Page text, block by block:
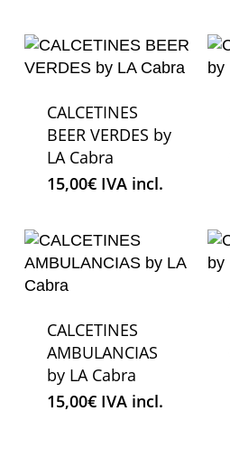
CALCETINES
BEER VERDES by
LA Cabra
15,00€ IVA incl.
CALCETINES
AMBULANCIAS
by LA Cabra
15,00€ IVA incl.